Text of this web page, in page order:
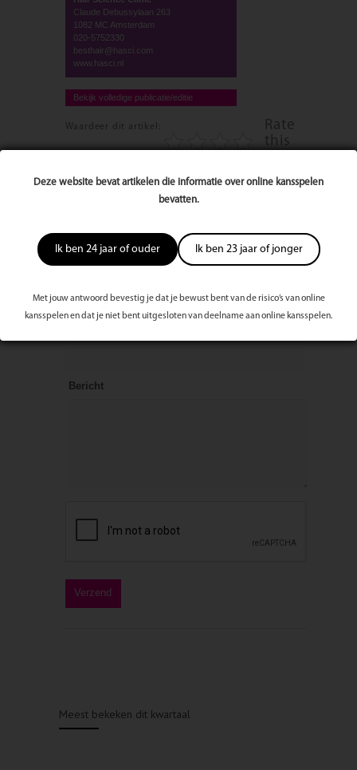
Deze website bevat artikelen die informatie over online kansspelen
bevatten.
Ik ben 24 jaar of ouder Ik ben 23 jaar of jonger
Met jouw antwoord bevestig je dat je bewust bent van de risico’s van online
kansspelen en dat je niet bent uitgesloten van deelname aan online kansspelen.
Claude Debussylaan 263
1082 MC Amsterdam
020-5752330
besthair@hasci.com
www.hasci.nl
Bekijk volledige publicatie/editie
Waardeer dit artikel:
Rate
this
3013 keer bekeken
Reageer op dit artikel
Bericht
Meest bekeken dit kwartaal